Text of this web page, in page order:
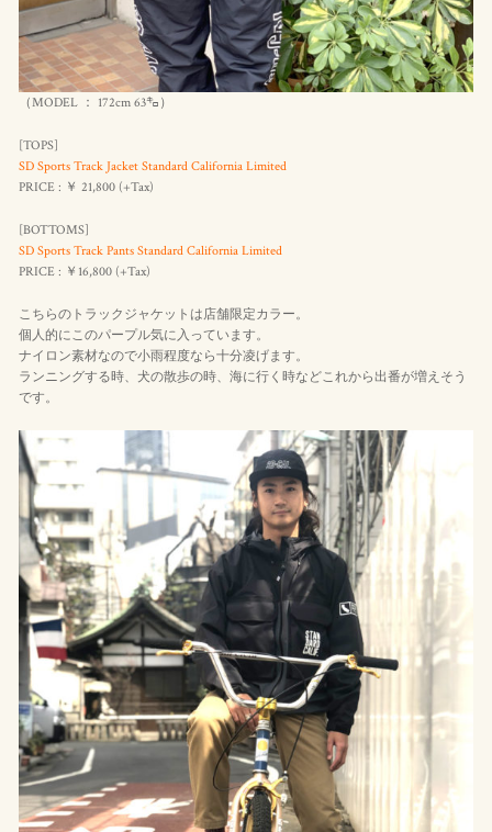
（MODEL ： 172cm 63㌔）
[TOPS]
SD Sports Track Jacket Standard California Limited
PRICE : ￥ 21,800 (+Tax)
[BOTTOMS]
SD Sports Track Pants Standard California Limited
PRICE : ￥16,800 (+Tax)
こちらのトラックジャケットは店舗限定カラー。
個人的にこのパープル気に入っています。
ナイロン素材なので小雨程度なら十分凌げます。
ランニングする時、犬の散歩の時、海に行く時などこれから出番が増えそう
です。